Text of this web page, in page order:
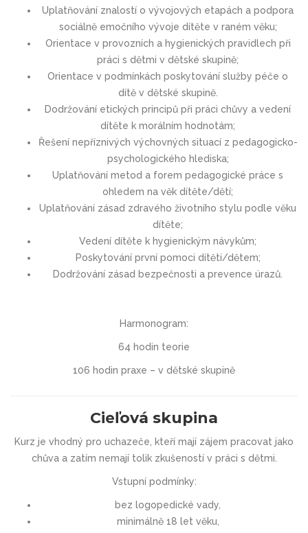
Uplatňování znalostí o vývojových etapách a podpora
sociálně emočního vývoje dítěte v raném věku;
Orientace v provozních a hygienických pravidlech při
práci s dětmi v dětské skupině;
Orientace v podmínkách poskytování služby péče o
dítě v dětské skupině.
Dodržování etických principů při práci chůvy a vedení
dítěte k morálním hodnotám;
Řešení nepříznivých výchovných situací z pedagogicko-
psychologického hlediska;
Uplatňování metod a forem pedagogické práce s
ohledem na věk dítěte/dětí;
Uplatňování zásad zdravého životního stylu podle věku
dítěte;
Vedení dítěte k hygienickým návykům;
Poskytování první pomoci dítěti/dětem;
Dodržování zásad bezpečnosti a prevence úrazů.
Harmonogram:
64 hodin teorie
106 hodin praxe – v dětské skupině
Cieľová skupina
Kurz je vhodný pro uchazeče, kteří mají zájem pracovat jako
chůva a zatím nemají tolik zkušeností v práci s dětmi.
Vstupní podmínky:
bez logopedické vady,
minimálně 18 let věku,